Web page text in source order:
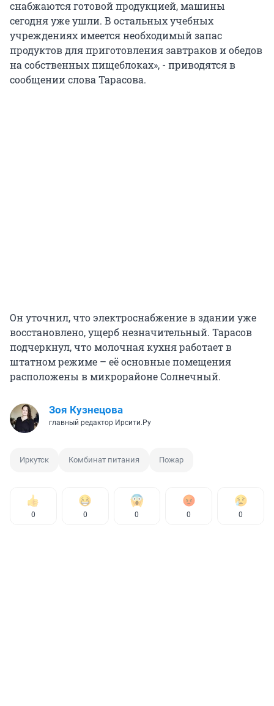
снабжаются готовой продукцией, машины
сегодня уже ушли. В остальных учебных
учреждениях имеется необходимый запас
продуктов для приготовления завтраков и обедов
на собственных пищеблоках», - приводятся в
сообщении слова Тарасова.
Он уточнил, что электроснабжение в здании уже
восстановлено, ущерб незначительный. Тарасов
подчеркнул, что молочная кухня работает в
штатном режиме – её основные помещения
расположены в микрорайоне Солнечный.
Зоя Кузнецова
главный редактор Ирсити.Ру
Иркутск Комбинат питания Пожар
0 0 0 0 0